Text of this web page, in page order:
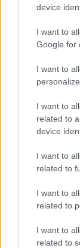
device
I want to
Google for
I want to
I want to
related to
device
I want to
related to
I want to
related to
I want to
related to